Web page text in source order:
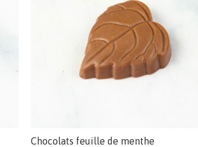
Chocolats feuille de menthe